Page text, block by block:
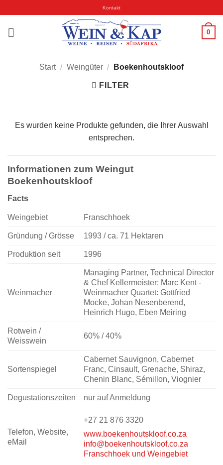
content
Kontakt
0
Start / Weingüter / Boekenhoutskloof
FILTER
Es wurden keine Produkte gefunden, die Ihrer Auswahl
entsprechen.
Informationen zum Weingut
Boekenhoutskloof
Facts
Weingebiet Franschhoek
Gründung / Grösse 1993 / ca. 71 Hektaren
Produktion seit 1996
Weinmacher
Managing Partner, Technical Director
& Chef Kellermeister: Marc Kent -
Weinmacher Quartet: Gottfried
Mocke, Johan Nesenberend,
Heinrich Hugo, Eben Meiring
Rotwein /
Weisswein
60% / 40%
Sortenspiegel
Cabernet Sauvignon, Cabernet
Franc, Cinsault, Grenache, Shiraz,
Chenin Blanc, Sémillon, Viognier
Degustationszeiten nur auf Anmeldung
Telefon, Website,
eMail
+27 21 876 3320
www.boekenhoutskloof.co.za
info@boekenhoutskloof.co.za
Franschhoek und Weingebiet